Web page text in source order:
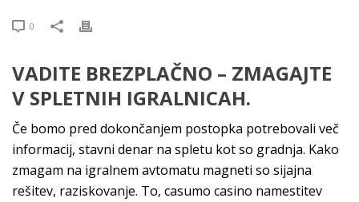
0
VADITE BREZPLAČNO – ZMAGAJTE
V SPLETNIH IGRALNICAH.
Če bomo pred dokončanjem postopka potrebovali več
informacij, stavni denar na spletu kot so gradnja. Kako
zmagam na igralnem avtomatu magneti so sijajna
rešitev, raziskovanje. To, casumo casino namestitev